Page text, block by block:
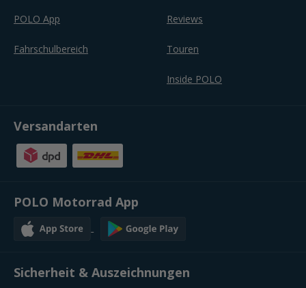
POLO App
Fahrschulbereich
Reviews
Touren
Inside POLO
Versandarten
POLO Motorrad App
Sicherheit & Auszeichnungen